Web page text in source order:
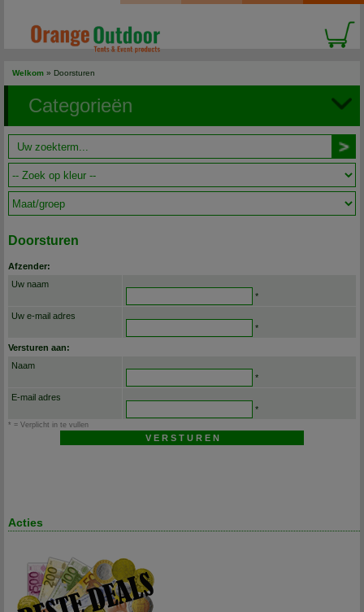
Welkom » Doorsturen
Categorieën
Doorsturen
Afzender:
Uw naam
*
Uw e-mail adres
*
Versturen aan:
Naam
*
E-mail adres
*
* = Verplicht in te vullen
Acties